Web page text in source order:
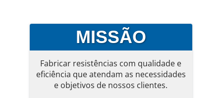
MISSÃO
Fabricar resistências com qualidade e
eficiência que atendam as necessidades
e objetivos de nossos clientes.